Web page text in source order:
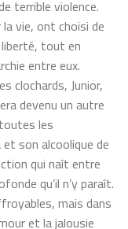
terrible violence.
vie, ont choisi de
tout en
entre eux.
clochards, Junior,
devenu un autre
les
son alcoolique de
qui naît entre
qu’il n’y paraît.
mais dans
et la jalousie